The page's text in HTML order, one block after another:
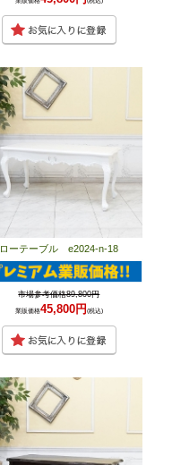
ローテーブル e2024-n-18
市場参考価格89,800円
業販価格45,800円 (税込)